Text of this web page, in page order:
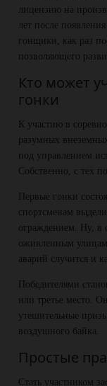
лицензию на
лет после
гонщики, как раз
позволяющего
Кто может
гонки
К участию в
разумных
под управлением
Собственно, с тех
Первые гонки
спортсменам
ограждением. Ну, в
оживленным улицам
аварий случится и
Победителями
или третье место.
утешительные
воздушного байка.
Простые
Стать участником